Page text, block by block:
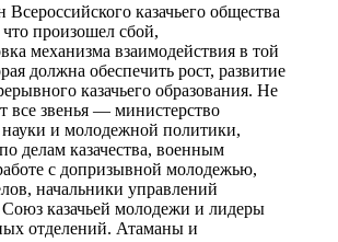
казачьего общества
что произошел сбой,
механизма взаимодействия в той
должна обеспечить рост, развитие
казачьего образования. Не
все звенья — министерство
науки и молодежной политики,
делам казачества, военным
с допризывной молодежью,
начальники управлений
Союз казачьей молодежи и лидеры
отделений. Атаманы и